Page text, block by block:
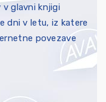
glavni knjigi
dni v letu, iz katere
povezave